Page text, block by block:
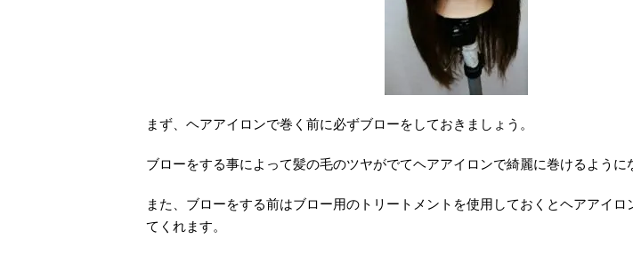
まず、ヘアアイロンで巻く前に必ずブローをしておきましょう。
ブローをする事によって髪の毛のツヤがでてヘアアイロンで綺麗に巻けるように
また、ブローをする前はブロー用のトリートメントを使用しておくとヘアアイロ
てくれます。